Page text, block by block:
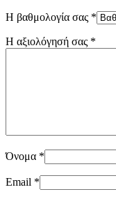
Η βαθμολογία σας *
Η αξιολόγησή σας *
Όνομα *
Email *